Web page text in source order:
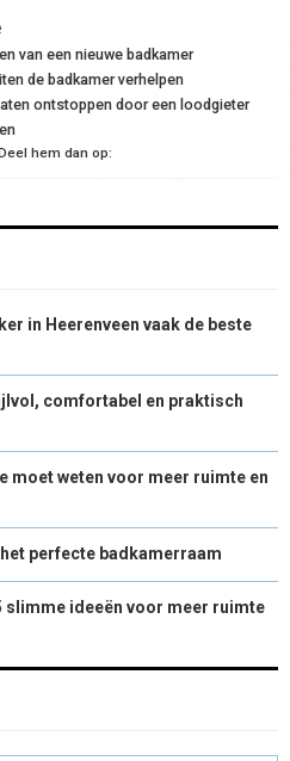
O
N
R
E
S
O
N
D
I N
van een nieuwe badkamer
de badkamer verhelpen
ontstoppen door een loodgieter
hem dan op:
in Heerenveen vaak de beste
comfortabel en praktisch
moet weten voor meer ruimte en
perfecte badkamerraam
slimme ideeën voor meer ruimte